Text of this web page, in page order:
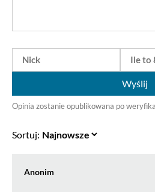
Wyślij
Opinia zostanie opublikowana po
Sortuj:
Anonim